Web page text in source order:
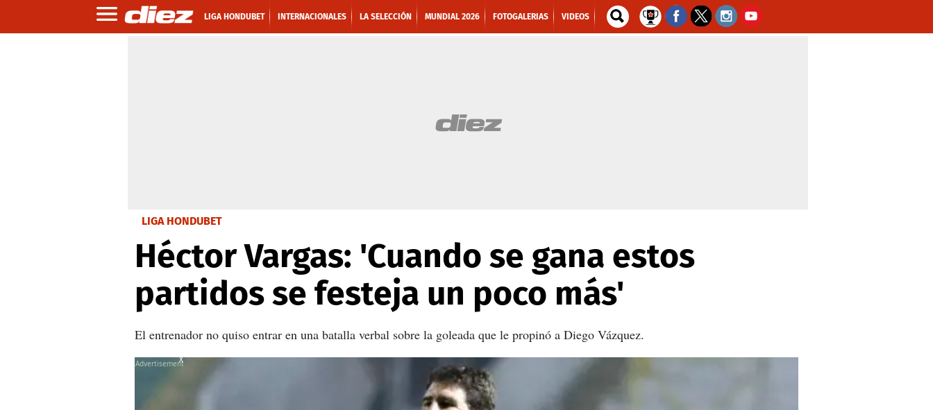
LIGA HONDUBET INTERNACIONALES LA SELECCIÓN MUNDIAL 2026 FOTOGALERIAS VIDEOS
LIGA HONDUBET
Héctor Vargas: 'Cuando se gana estos
partidos se festeja un poco más'
El entrenador no quiso entrar en una batalla verbal sobre la goleada que le propinó a Diego Vázquez.
X
X